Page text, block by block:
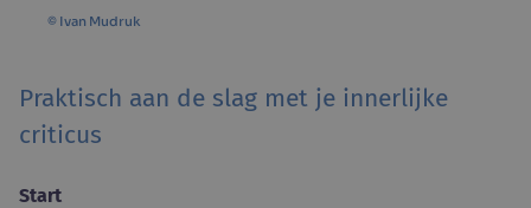
© Ivan Mudruk
Praktisch aan de slag met je innerlijke
criticus
Start